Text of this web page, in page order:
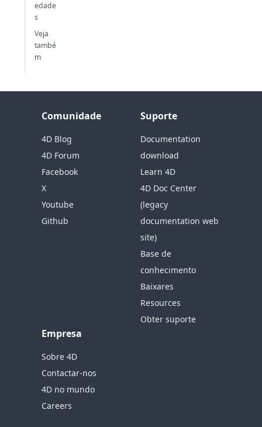
edade
s
Veja
també
m
Comunidade
4D Blog
4D Forum
Facebook
X
Youtube
Github
Suporte
Documentation
download
Learn 4D
4D Doc Center
(legacy
documentation web
site)
Base de
conhecimento
Baixares
Resources
Obter suporte
Empresa
Sobre 4D
Contactar-nos
4D no mundo
Careers